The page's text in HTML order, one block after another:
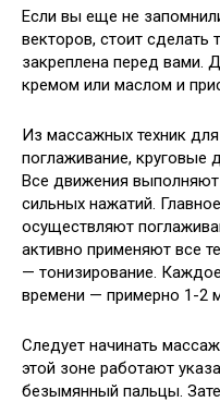
Если вы еще не
векторов, стоит
закреплена перед вами.
кремом или маслом и
Из массажных техник
поглаживание, круговые
Все движения
сильных нажатий.
осуществляют
активно применяют все
— тонизирование.
времени — примерно 1-2
Следует начинать
этой зоне работают
безымянный пальцы.